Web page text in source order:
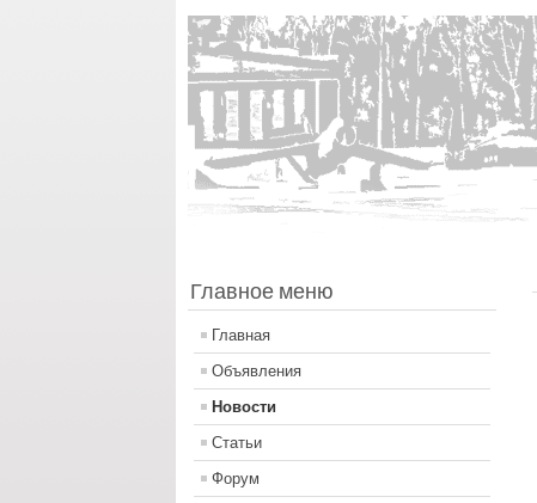
Главное меню
Главная
Объявления
Новости
Статьи
Форум